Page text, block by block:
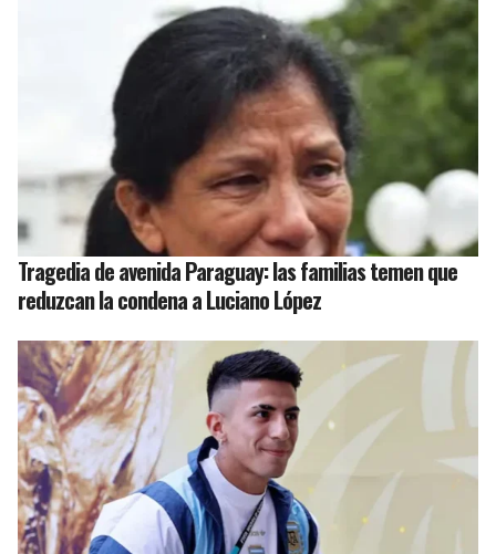
Tragedia de avenida Paraguay: las familias temen que
reduzcan la condena a Luciano López